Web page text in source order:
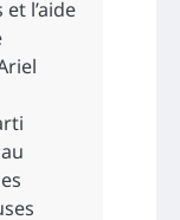
l’aide